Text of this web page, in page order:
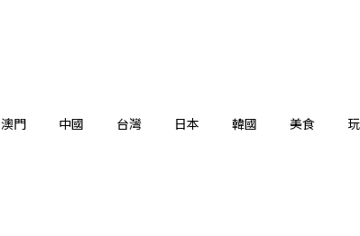
澳門 中國 台灣 日本 韓國 美食